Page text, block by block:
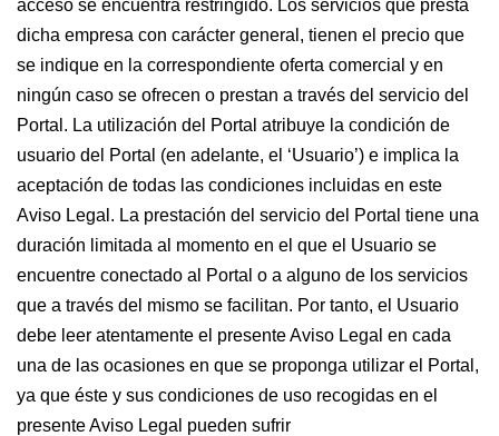
acceso se encuentra restringido. Los servicios que presta
dicha empresa con carácter general, tienen el precio que
se indique en la correspondiente oferta comercial y en
ningún caso se ofrecen o prestan a través del servicio del
Portal. La utilización del Portal atribuye la condición de
usuario del Portal (en adelante, el ‘Usuario’) e implica la
aceptación de todas las condiciones incluidas en este
Aviso Legal. La prestación del servicio del Portal tiene una
duración limitada al momento en el que el Usuario se
encuentre conectado al Portal o a alguno de los servicios
que a través del mismo se facilitan. Por tanto, el Usuario
debe leer atentamente el presente Aviso Legal en cada
una de las ocasiones en que se proponga utilizar el Portal,
ya que éste y sus condiciones de uso recogidas en el
presente Aviso Legal pueden sufrir